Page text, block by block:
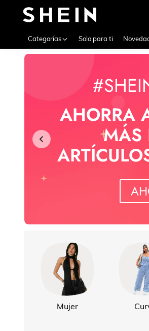
Categorías Solo para ti
AHORRA
Mujer